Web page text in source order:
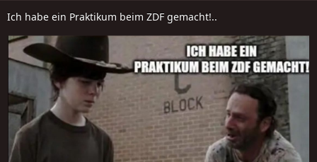
Ich habe ein Praktikum beim ZDF gemacht!..